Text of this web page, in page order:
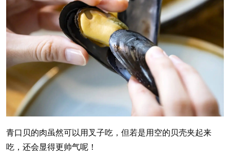
青口贝的肉虽然可以用叉子吃，但若是用空的贝壳夹起来
吃，还会显得更帅气呢！